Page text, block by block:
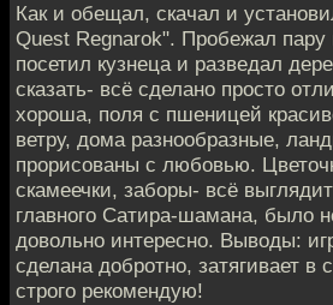
Как и обещал, скачал и
Quest Regnarok". Пробежал пару
посетил кузнеца и разведал
сказать- всё сделано просто
хороша, поля с пшеницей
ветру, дома разнообразные,
прорисованы с любовью.
скамеечки, заборы- всё
главного Сатира-шамана, было
довольно интересно. Выводы:
сделана добротно, затягивает
строго рекомендую!